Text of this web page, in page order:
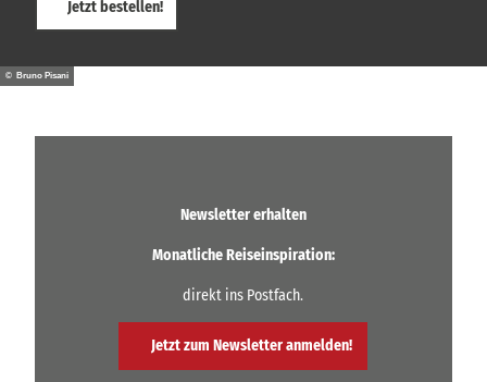
Jetzt bestellen!
© Bruno Pisani
Newsletter erhalten
Monatliche Reiseinspiration:
direkt ins Postfach.
Jetzt zum Newsletter anmelden!